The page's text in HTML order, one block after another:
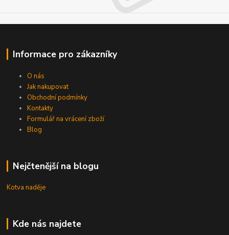
Informace pro zákazníky
O nás
Jak nakupovat
Obchodní podmínky
Kontakty
Formulář na vrácení zboží
Blog
Nejčtenější na blogu
Kotva naděje
Kde nás najdete